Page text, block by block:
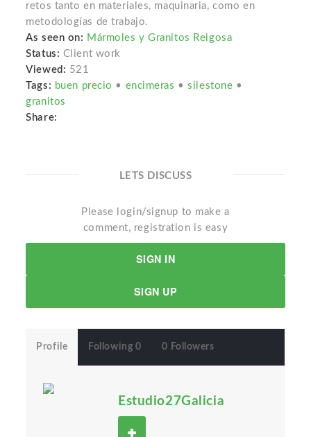
retos tanto en materiales, maquinaria, como en
metodologías de trabajo.
As seen on: Mármoles y Granitos Reigosa
Status: Client work
Viewed: 521
Tags: buen precio • encimeras •silestone •
granitos
Share:
LETS DISCUSS
Please login/signup to make a
comment, registration is easy
SIGN IN
SIGN UP
Profile Following 0 0 Followers
Estudio27Galicia